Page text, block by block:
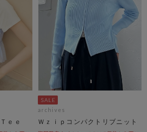
ｅｅ
archives
Ｗｚｉｐコンパクトリブニット